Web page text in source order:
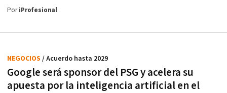
PoriProfesional
Google será sponsor del PSG y acelera su
apuesta por la inteligencia artificial en el
NEGOCIOS / Acuerdo hasta 2029